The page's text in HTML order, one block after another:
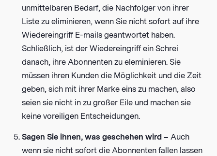
unmittelbaren Bedarf, die Nachfolger von ihrer
Liste zu eliminieren, wenn Sie nicht sofort auf ihre
Wiedereingriff E-mails geantwortet haben.
Schließlich, ist der Wiedereingriff ein Schrei
danach, ihre Abonnenten zu eleminieren. Sie
müssen ihren Kunden die Möglichkeit und die Zeit
geben, sich mit ihrer Marke eins zu machen, also
seien sie nicht in zu großer Eile und machen sie
keine voreiligen Entscheidungen.
Sagen Sie ihnen, was geschehen wird – Auch
wenn sie nicht sofort die Abonnenten fallen lassen